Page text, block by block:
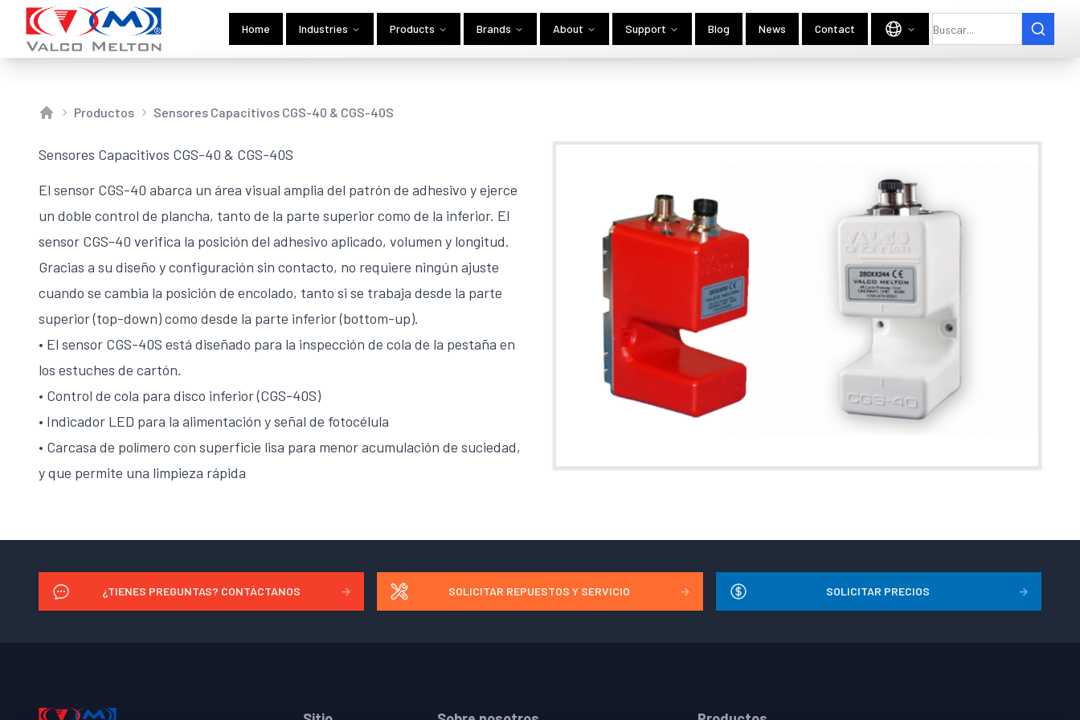
Home Industries Products Brands About Support Blog News Contact
Productos Sensores Capacitivos CGS-40 & CGS-40S
Sensores Capacitivos CGS-40 & CGS-40S
El sensor CGS-40 abarca un área visual amplia del patrón de adhesivo y ejerce
un doble control de plancha, tanto de la parte superior como de la inferior. El
sensor CGS-40 verifica la posición del adhesivo aplicado, volumen y longitud.
Gracias a su diseño y configuración sin contacto, no requiere ningún ajuste
cuando se cambia la posición de encolado, tanto si se trabaja desde la parte
superior (top-down) como desde la parte inferior (bottom-up).
• El sensor CGS-40S está diseñado para la inspección de cola de la pestaña en
los estuches de cartón.
• Control de cola para disco inferior (CGS-40S)
• Indicador LED para la alimentación y señal de fotocélula
• Carcasa de polímero con superficie lisa para menor acumulación de suciedad,
y que permite una limpieza rápida
¿TIENES PREGUNTAS? CONTÁCTANOS → SOLICITAR REPUESTOS Y SERVICIO → SOLICITAR PRECIOS →
Footer